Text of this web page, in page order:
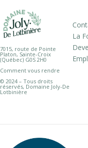
7015, route de Pointe
Platon, Sainte-Croix
(Québec) G0S 2H0
Comment vous rendre
© 2024 – Tous droits
réservés, Domaine Joly-De
Lotbinière
La